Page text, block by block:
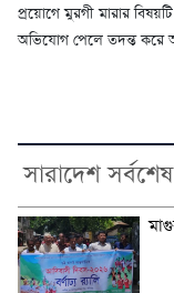
প্রয়োগে মুরগী মারার
অভিযোগ পেলে তদন্ত করে
সারাদেশ সর্বশেষ